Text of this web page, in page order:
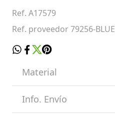
Ref. A17579
Ref. proveedor 79256-BLUE
Material
Info. Envío